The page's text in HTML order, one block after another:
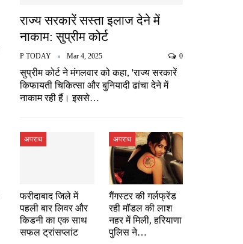
राज्य सरकारें सस्ता इलाज देने में
नाकाम: सुप्रीम कोर्ट
P TODAY Mar 4, 2025 0
सुप्रीम कोर्ट ने मंगलवार को कहा, 'राज्य सरकारें
किफायती चिकित्सा और बुनियादी ढांचा देने में
नाकाम रही हैं। इससे…
अपराध
फरीदाबाद जिले में
पहली बार लिवर और
किडनी का एक साथ
सफल ट्रांसप्लांट
अपराध
गैंगस्टर की गर्लफ्रेंड
रही मॉडल की लाश
नहर में मिली, हरियाणा
पुलिस ने…